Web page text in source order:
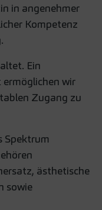
in angenehmer
Kompetenz
Ein
wir
Zugang zu
Spektrum
ästhetische
sowie